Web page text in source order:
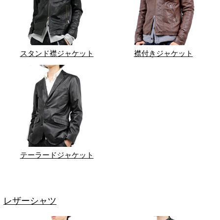
スタンド襟ジャケット 襟付きジャケット
テーラードジャケット
レザーシャツ